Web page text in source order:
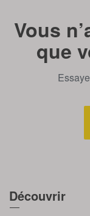
Vous
que
Découvrir